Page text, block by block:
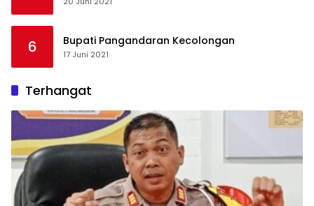
6 Bupati Pangandaran Kecolongan
17 Juni 2021
Terhangat